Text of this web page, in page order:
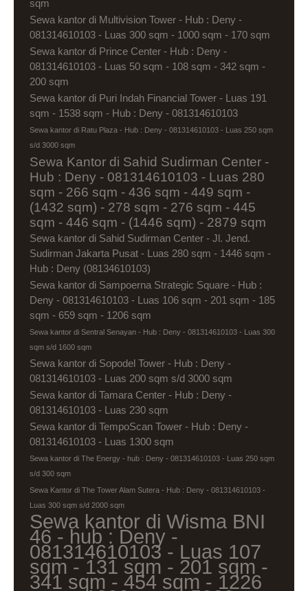
sqm
Sewa kantor di Multivision Tower - Hub : Deny -
081314610103 - Luas 300 sqm - 1000 sqm - 170 sqm
Sewa kantor di Prince Center - Hub : Deny -
081314610103 - Luas 50 sqm - 108 sqm - 342 sqm -
200 sqm
Sewa kantor di Puri Indah Financial Tower - Luas 191
sqm - 1538 sqm - Hub : Deny - 081314610103
Sewa kantor di Ratu Plaza - Hub : Deny - 081314610103 - Luas 250 sqm
s/d 3000 sqm
Sewa Kantor di Sahid Sudirman Center -
Hub : Deny - 081314610103 - Luas 280
sqm - 266 sqm - 436 sqm - 449 sqm -
(1432 sqm) - 278 sqm - 276 sqm - 445
sqm - 446 sqm - (1446 sqm) - 2879 sqm
Sewa kantor di Sahid Sudirman Center - Jl. Jend.
Sudirman Jakarta Pusat - Luas 280 sqm - 1446 sqm -
Hub : Deny (08134610103)
Sewa kantor di Sampoerna Strategic Square - Hub :
Deny - 081314610103 - Luas 106 sqm - 201 sqm - 185
sqm - 659 sqm - 1206 sqm
Sewa kantor di Sentral Senayan - Hub : Deny - 081314610103 - Luas 300
sqm s/d 1600 sqm
Sewa kantor di Sopodel Tower - Hub : Deny -
081314610103 - Luas 200 sqm s/d 3000 sqm
Sewa kantor di Tamara Center - Hub : Deny -
081314610103 - Luas 230 sqm
Sewa kantor di TempoScan Tower - Hub : Deny -
081314610103 - Luas 1300 sqm
Sewa kantor di The Energy - hub : Deny - 081314610103 - Luas 250 sqm
s/d 300 sqm
Sewa Kantor di The Tower Alam Sutera - Hub : Deny - 081314610103 -
Luas 300 sqm s/d 2000 sqm
Sewa kantor di Wisma BNI
46 - hub : Deny -
081314610103 - Luas 107
sqm - 131 sqm - 201 sqm -
341 sqm - 454 sqm - 1226